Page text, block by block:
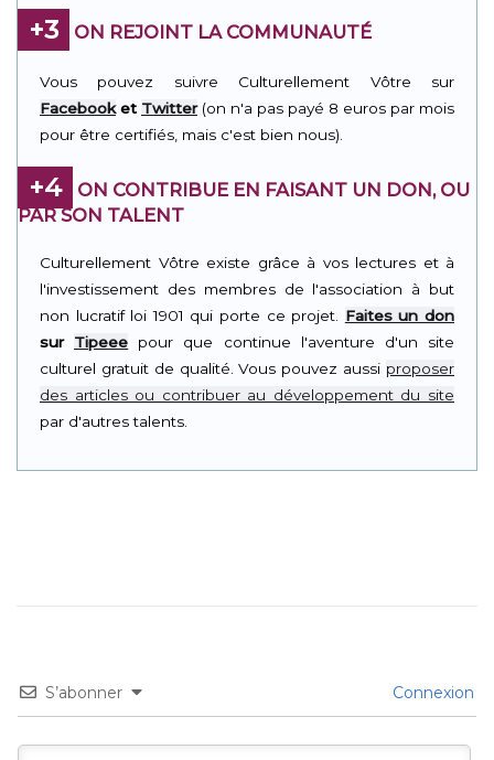
+3 ON REJOINT LA COMMUNAUTÉ
Vous pouvez suivre Culturellement Vôtre sur
Facebooket Twitter(on n'a pas payé 8 euros par mois
pour être certifiés, mais c'est bien nous).
+4
ON CONTRIBUE EN FAISANT UN DON, OU
PAR SON TALENT
Culturellement Vôtre existe grâce à vos lectures et à
l'investissement des membres de l'association à but
non lucratif loi 1901 qui porte ce projet. Faites un don
sur Tipeee pour que continue l'aventure d'un site
culturel gratuit de qualité. Vous pouvez aussi proposer
des articles ou contribuer au développement du site
par d'autres talents.
S’abonner Connexion